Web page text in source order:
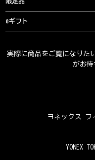
限定品
eギフト
実際に商品をご覧になりた
がお待
ヨネックス フ
YONEX